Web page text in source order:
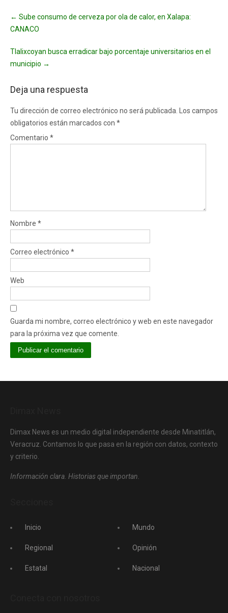
navigation
← Sube consumo de cerveza por ola de calor, en Xalapa:
CANACO
Tlalixcoyan busca erradicar bajo porcentaje universitarios en el
municipio →
Deja una respuesta
Tu dirección de correo electrónico no será publicada.
Los campos
obligatorios están marcados con *
Comentario *
Nombre *
Correo electrónico *
Web
Guarda mi nombre, correo electrónico y web en este navegador
para la próxima vez que comente.
Dimax News es un medio digital independiente desde Minatitlán,
Veracruz. Contamos lo que pasa en la región con datos, contexto
y criterio.
Información clara. Historias que importan.
Inicio
Regional
Estatal
Mundo
Opinión
Nacional